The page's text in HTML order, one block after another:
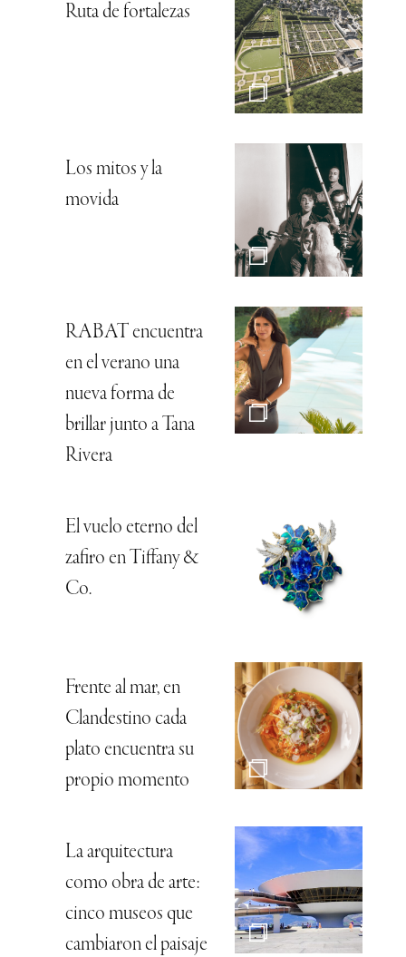
Ruta de fortalezas
Los mitos y la
movida
RABAT encuentra
en el verano una
nueva forma de
brillar junto a Tana
Rivera
El vuelo eterno del
zafiro en Tiffany &
Co.
Frente al mar, en
Clandestino cada
plato encuentra su
propio momento
La arquitectura
como obra de arte:
cinco museos que
cambiaron el paisaje